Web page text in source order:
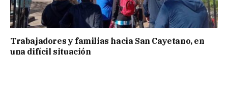
Trabajadores y familias hacia San Cayetano, en
una difícil situación